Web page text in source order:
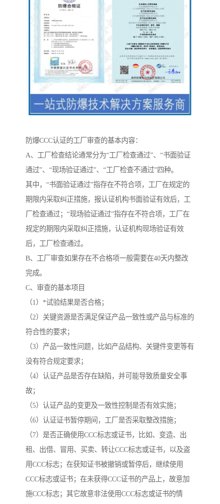
防爆CCC认证的工厂审查的基本内容：
A、工厂检查结论通常分为“工厂检查通过”、“书面验证
通过”、“现场验证通过”、“工厂检查不通过”四种。
其中，“书面验证通过”指存在不符合项，工厂在规定的
期限内采取纠正措施，报认证机构书面验证有效后，工
厂检查通过；“现场验证通过”指存在不符合项，工厂在
规定的期限内采取纠正措施，认证机构现场验证有效
后，工厂检查通过。
B、工厂审查如果存在不合格项一般需要在40天内整改
完成。
C、审查的基本项目
（1）*试验结果是否合格；
（2）关键资源是否满足保证产品一致性或产品与标准的
符合性的要求；
（3）产品一致性问题，比如产品结构、关键件变更等有
没有符合规定要求；
（4）认证产品是否存在缺陷，并可能导致质量安全事
故；
（5）认证产品的变更及一致性控制是否有效实施；
（6）认证证书暂停期间，工厂是否采取整改措施；
（7）是否正确使用CCC标志或证书，比如、变造、出
租、出借、冒用、买卖、转让CCC标志或证书，以及盗
用CCC标志；在获知证书被撤销或暂停后，继续使用
CCC标志或证书；在未获得CCC证书的产品上，故意加
施CCC标志；其它故意非法使用CCC标志或证书的情